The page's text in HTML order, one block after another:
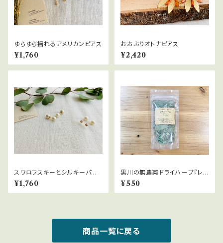
ゆらゆら揺れるアメリカンピアス
¥1,760
おおぶりオトナピアス
¥2,420
スワロフスキーとシルキーパー
ルのパールキャッチ2wayピアス
¥1,760
黒川の無農薬ドライハーブ『レモ
ンバーム』10ｇ
¥550
商品一覧に戻る